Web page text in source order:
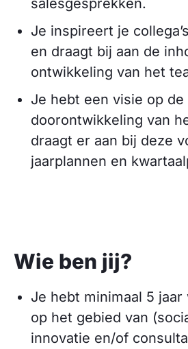
Je inspireert je
en draagt bij aan de
ontwikkeling van het
Je hebt een visie op de
doorontwikkeling van
draagt er aan bij deze
jaarplannen en
Wie ben jij?
Je hebt minimaal 5
op het gebied van
innovatie en/of